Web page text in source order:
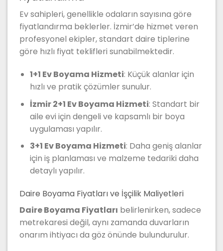
Ev sahipleri, genellikle odaların sayısına göre
fiyatlandırma beklerler. İzmir’de hizmet veren
profesyonel ekipler, standart daire tiplerine
göre hızlı fiyat teklifleri sunabilmektedir.
1+1 Ev Boyama Hizmeti: Küçük alanlar için
hızlı ve pratik çözümler sunulur.
İzmir 2+1 Ev Boyama Hizmeti: Standart bir
aile evi için dengeli ve kapsamlı bir boya
uygulaması yapılır.
3+1 Ev Boyama Hizmeti: Daha geniş alanlar
için iş planlaması ve malzeme tedariki daha
detaylı yapılır.
Daire Boyama Fiyatları ve İşçilik Maliyetleri
Daire Boyama Fiyatları belirlenirken, sadece
metrekaresi değil, aynı zamanda duvarların
onarım ihtiyacı da göz önünde bulundurulur.